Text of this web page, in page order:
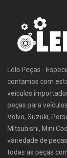
Lelo Peças -
contamos com
veículos
peças para
Volvo, Suzuki,
Mitsubishi, Mini
variedade de
todas as peças